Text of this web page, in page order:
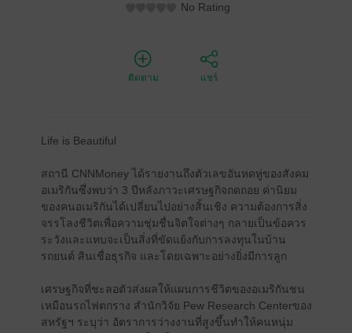
No Rating
ติดตาม แชร์
Life is Beautiful
สถานี CNNMoney ได้รายงานถึงตัวเลขอันหดหู่ของสังคม
อเมริกันซึ่งพบว่า 3 ปีหลังภาวะเศรษฐกิจถดถอย ค่านิยม
ของคนอเมริกันได้เปลี่ยนไปอย่างสิ้นเชิง ความต้องการสิ่ง
จรรโลงชีวิตเพื่อความชุ่มชื่นจิตใจต่างๆ กลายเป็นข้อควร
ระวังและแทบจะเป็นสิ่งที่ขัดแย้งกับการลงทุนในบ้าน
รถยนต์ สินเชื่อธุรกิจ และโดยเฉพาะอย่างยิ่งมีการลูก
เศรษฐกิจที่ชะลอตัวส่งผลให้แผนการชีวิตของอเมริกันชน
เหมือนรถไฟตกราง สำนักวิจัย Pew Research Centerของ
สหรัฐฯ ระบุว่า อัตราการว่างงานที่สูงขึ้นทำให้คนหนุ่ม